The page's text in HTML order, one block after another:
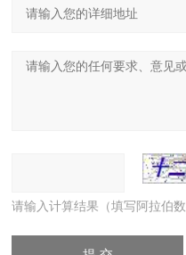
请输入计算结果（填写阿拉伯